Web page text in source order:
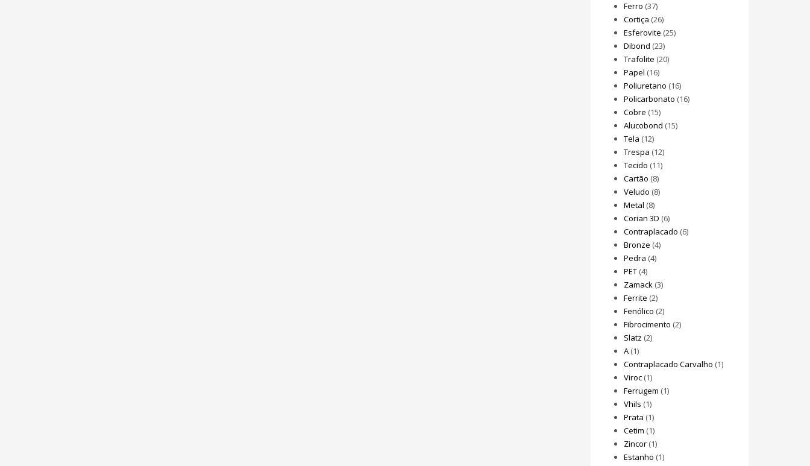
Ferro (37)
Cortiça (26)
Esferovite (25)
Dibond (23)
Trafolite (20)
Papel (16)
Poliuretano (16)
Policarbonato (16)
Cobre (15)
Alucobond (15)
Tela (12)
Trespa (12)
Tecido (11)
Cartão (8)
Veludo (8)
Metal (8)
Corian 3D (6)
Contraplacado (6)
Bronze (4)
Pedra (4)
PET(4)
Zamack(3)
Ferrite (2)
Fenólico (2)
Fibrocimento (2)
Slatz (2)
A(1)
Contraplacado Carvalho (1)
Viroc(1)
Ferrugem (1)
Vhils (1)
Prata (1)
Cetim (1)
Zincor(1)
Estanho (1)